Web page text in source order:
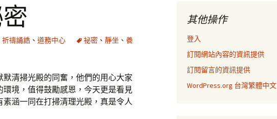
祈禱誦誥 、 道務中心 祕密 、 靜坐 、 養
清掃光殿的同奮，他們的用心大家
境，值得鼓勵感恩，今天更是看見
涵一同在打掃清理光殿，真是令人
其他操作
登入
訂閱網站內容的資訊提供
訂閱留言的資訊提供
WordPress.org 台灣繁體中文